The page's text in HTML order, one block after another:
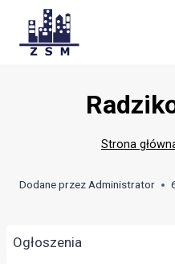
content
Strona
Dodane przezAdministrator
Ogłoszenia